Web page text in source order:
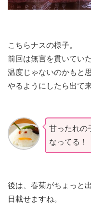
こちらナスの様子。
前回は無言を貫いてい
温度じゃないのかもと
やるようにしたら出て
甘ったれの
なってる！
後は、春菊がちょっと
日載せますね。